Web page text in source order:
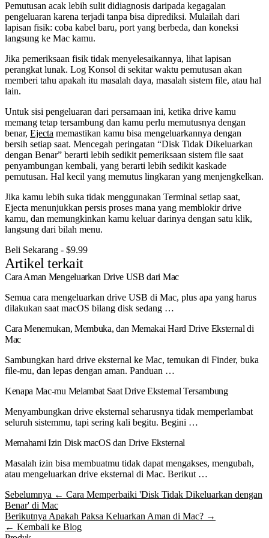
Pemutusan acak lebih sulit didiagnosis daripada kegagalan
pengeluaran karena terjadi tanpa bisa diprediksi. Mulailah dari
lapisan fisik: coba kabel baru, port yang berbeda, dan koneksi
langsung ke Mac kamu.
Jika pemeriksaan fisik tidak menyelesaikannya, lihat lapisan
perangkat lunak. Log Konsol di sekitar waktu pemutusan akan
memberi tahu apakah itu masalah daya, masalah sistem file, atau hal
lain.
Untuk sisi pengeluaran dari persamaan ini, ketika drive kamu
memang tetap tersambung dan kamu perlu memutusnya dengan
benar, Ejecta memastikan kamu bisa mengeluarkannya dengan
bersih setiap saat. Mencegah peringatan “Disk Tidak Dikeluarkan
dengan Benar” berarti lebih sedikit pemeriksaan sistem file saat
penyambungan kembali, yang berarti lebih sedikit kaskade
pemutusan. Hal kecil yang memutus lingkaran yang menjengkelkan.
Jika kamu lebih suka tidak menggunakan Terminal setiap saat,
Ejecta menunjukkan persis proses mana yang memblokir drive
kamu, dan memungkinkan kamu keluar darinya dengan satu klik,
langsung dari bilah menu.
Beli Sekarang - $9.99
Artikel terkait
Cara Aman Mengeluarkan Drive USB dari Mac
Semua cara mengeluarkan drive USB di Mac, plus apa yang harus
dilakukan saat macOS bilang disk sedang …
Cara Menemukan, Membuka, dan Memakai Hard Drive Eksternal di
Mac
Sambungkan hard drive eksternal ke Mac, temukan di Finder, buka
file-mu, dan lepas dengan aman. Panduan …
Kenapa Mac-mu Melambat Saat Drive Eksternal Tersambung
Menyambungkan drive eksternal seharusnya tidak memperlambat
seluruh sistemmu, tapi sering kali begitu. Begini …
Memahami Izin Disk macOS dan Drive Eksternal
Masalah izin bisa membuatmu tidak dapat mengakses, mengubah,
atau mengeluarkan drive eksternal di Mac. Berikut …
Sebelumnya ← Cara Memperbaiki 'Disk Tidak Dikeluarkan dengan
Benar' di Mac
Berikutnya Apakah Paksa Keluarkan Aman di Mac? →
← Kembali ke Blog